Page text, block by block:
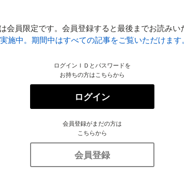
会員限定です。会員登録すると最後までお読みい
施中。期間中はすべての記事をご覧いただけま
ログインＩＤとパスワードを
お持ちの方はこちらから
ログイン
会員登録がまだの方は
こちらから
会員登録